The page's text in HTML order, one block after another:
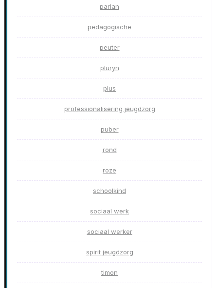
parlan
pedagogische
peuter
pluryn
plus
professionalisering jeugdzorg
puber
rond
roze
schoolkind
sociaal werk
sociaal werker
spirit jeugdzorg
timon